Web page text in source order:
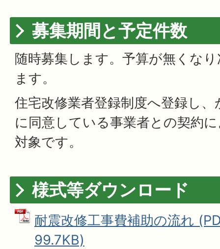
募集期間と予定件数
随時募集します。予算が無くな
ます。
住宅改修業者登録制度へ登録し
に同意している事業者との契約
対象です。
様式等ダウンロード
耐震改修工事費補助の流れ
99.7KB)